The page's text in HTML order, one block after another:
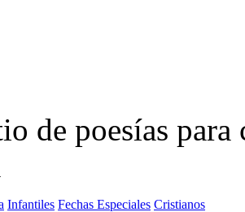
de poesías
Infantiles Fechas Especiales Cristianos